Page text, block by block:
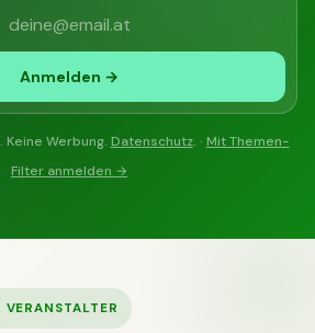
Anmelden →
Werbung. Datenschutz. · Mit Themen-
Filter anmelden →